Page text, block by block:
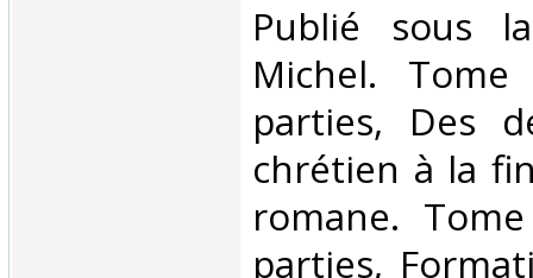
‎Publié sous
Michel.
parties, Des
chrétien à la
romane.
parties,